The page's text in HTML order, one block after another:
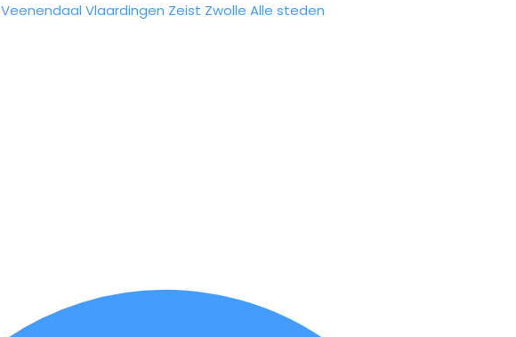
Veenendaal Vlaardingen Zeist Zwolle Alle steden